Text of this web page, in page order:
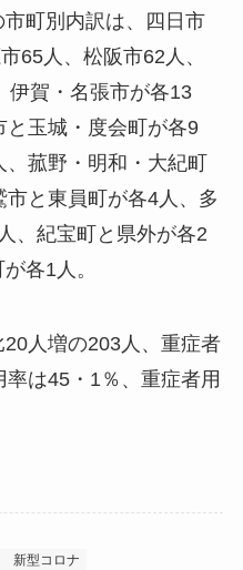
町別内訳は、四日市
65人、松阪市62人、
伊賀・名張市が各13
と玉城・度会町が各9
、菰野・明和・大紀町
と東員町が各4人、多
、紀宝町と県外が各2
各1人。
人増の203人、重症者
は45・1％、重症者用
新型コロナ